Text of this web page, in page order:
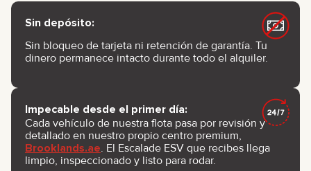
Sin depósito:
Sin bloqueo de tarjeta ni retención de garantía. Tu
dinero permanece intacto durante todo el alquiler.
Impecable desde el primer día:
Cada vehículo de nuestra flota pasa por revisión y
detallado en nuestro propio centro premium,
Brooklands.ae. El Escalade ESV que recibes llega
limpio, inspeccionado y listo para rodar.